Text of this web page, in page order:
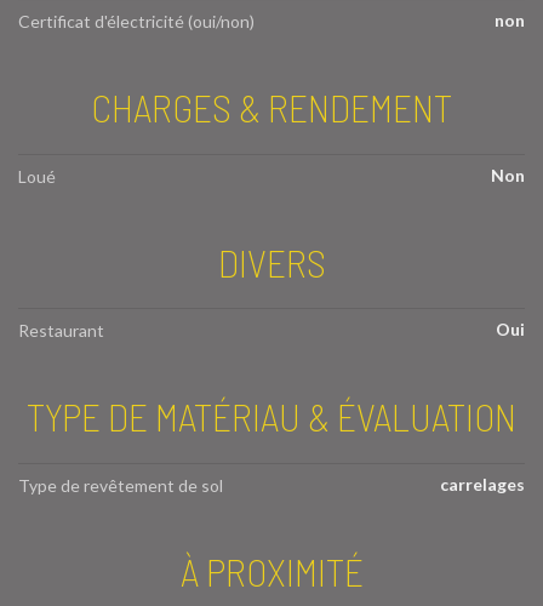
Certificat d'électricité (oui/non)
non
CHARGES & RENDEMENT
Loué Non
DIVERS
Restaurant Oui
TYPE DE MATÉRIAU & ÉVALUATION
Type de revêtement de sol carrelages
À PROXIMITÉ